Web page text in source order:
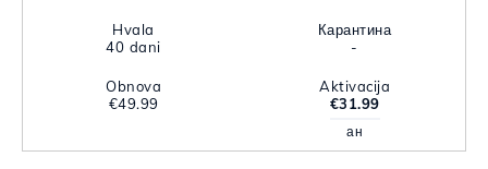
Hvala
40 dani
Карантина
-
Obnova
€49.99
Aktivacija
€31.99
ан